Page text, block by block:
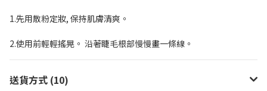
1.先用散粉定妝, 保持肌膚清爽。
2.使用前輕輕搖晃。 沿著睫毛根部慢慢畫一條線。
送貨方式 (10)